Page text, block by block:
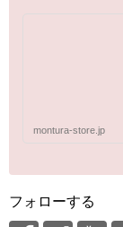
montura-store.jp
フォローする